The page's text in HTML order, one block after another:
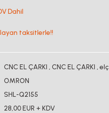
Dahil
taksitlerle!!
CNC EL ÇARKI , CNC EL ÇARKI ,
OMRON
SHL-Q2155
28,00 EUR + KDV